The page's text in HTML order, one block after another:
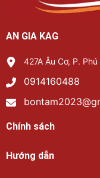
AN GIA KAG
427A Âu Cơ, P.
0914160488
Chính sách
Hướng dẫn